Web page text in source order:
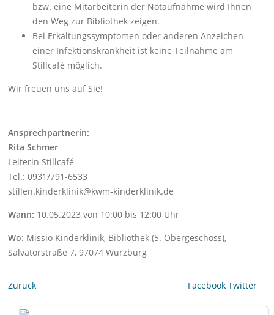
bzw. eine Mitarbeiterin der Notaufnahme wird Ihnen
den Weg zur Bibliothek zeigen.
Bei Erkältungssymptomen oder anderen Anzeichen
einer Infektionskrankheit ist keine Teilnahme am
Stillcafé möglich.
Wir freuen uns auf Sie!
Ansprechpartnerin:
Rita Schmer
Leiterin Stillcafé
Tel.: 0931/791-6533
stillen.kinderklinik@kwm-kinderklinik.de
Wann: 10.05.2023 von 10:00 bis 12:00 Uhr
Wo: Missio Kinderklinik, Bibliothek (5. Obergeschoss),
Salvatorstraße 7, 97074 Würzburg
Zurück Facebook Twitter